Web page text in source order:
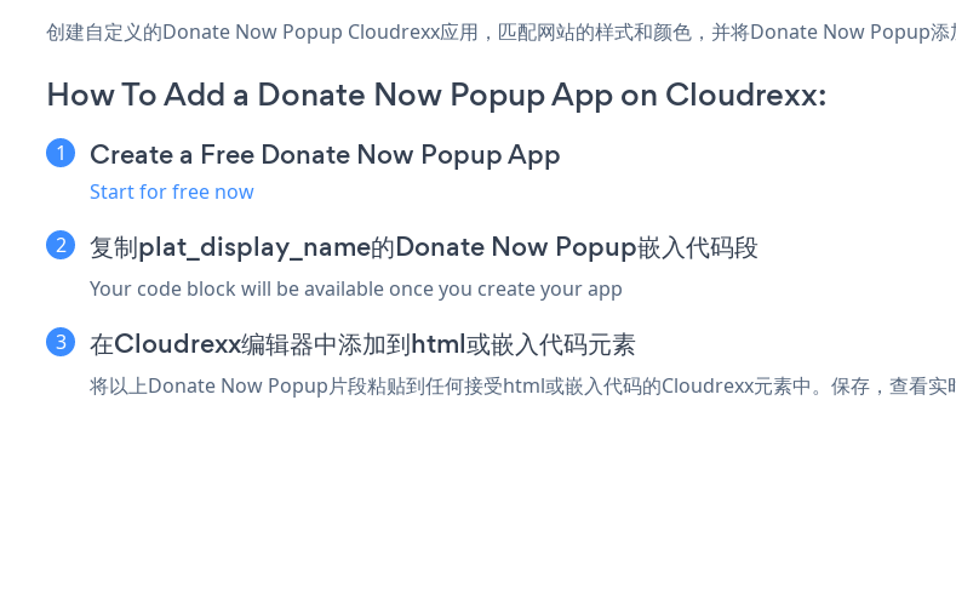
创建自定义的Donate Now Popup Cloudrexx应用，匹配网站的样式和颜色，并将Donate Now Popup添
How To Add a Donate Now Popup App on Cloudrexx:
Create a Free Donate Now Popup App
Start for free now
复制plat_display_name的Donate Now Popup嵌入代码段
Your code block will be available once you create your app
在Cloudrexx编辑器中添加到html或嵌入代码元素
将以上Donate Now Popup片段粘贴到任何接受html或嵌入代码的Cloudrexx元素中。保存，查看